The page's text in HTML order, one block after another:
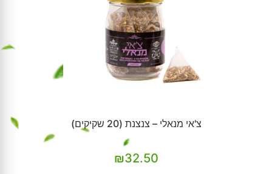
צ'אי מנאלי – צנצנת (20 שקיקים)
₪32.50